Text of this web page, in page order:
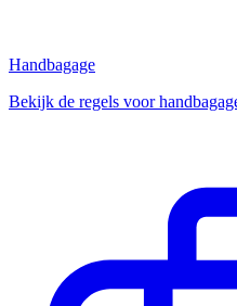
Handbagage
Bekijk de regels voor